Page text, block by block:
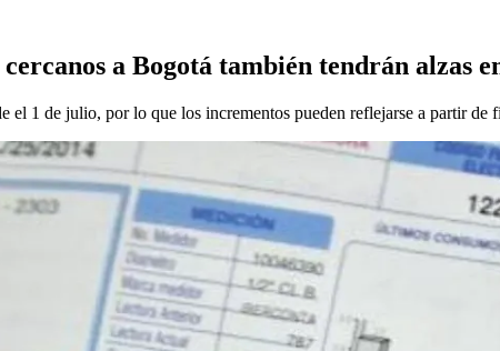
a Bogotá también tendrán alzas
el 1 de julio, por lo que los incrementos pueden reflejarse a partir de